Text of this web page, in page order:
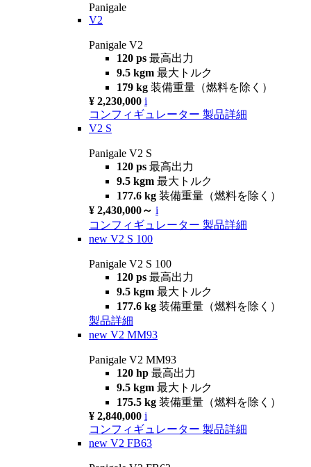
Panigale
V2
Panigale V2
120 ps 最高出力
9.5 kgm 最大トルク
179 kg 装備重量（燃料を除く）
¥ 2,230,000 i
コンフィギュレーター 製品詳細
V2 S
Panigale V2 S
120 ps 最高出力
9.5 kgm 最大トルク
177.6 kg 装備重量（燃料を除く）
¥ 2,430,000～ i
コンフィギュレーター 製品詳細
new V2 S 100
Panigale V2 S 100
120 ps 最高出力
9.5 kgm 最大トルク
177.6 kg 装備重量（燃料を除く）
製品詳細
new V2 MM93
Panigale V2 MM93
120 hp 最高出力
9.5 kgm 最大トルク
175.5 kg 装備重量（燃料を除く）
¥ 2,840,000 i
コンフィギュレーター 製品詳細
new V2 FB63